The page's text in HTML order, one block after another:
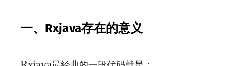
一、Rxjava存在的意义